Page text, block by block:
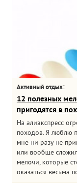
Активный отдых:
12 полезных
пригодятся в
На алиэкспресс
походов. Я люблю
мне ни разу не
или вообще
мелочи, которые
оказаться весьма